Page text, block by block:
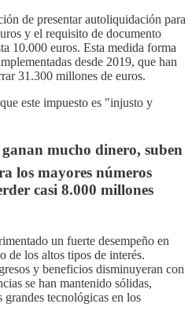
de presentar autoliquidación para
y el requisito de documento
10.000 euros. Esta medida forma
desde 2019, que han
31.300 millones de euros.
este impuesto es "injusto y
mucho dinero, suben
los mayores números
casi 8.000 millones
un fuerte desempeño en
de los altos tipos de interés.
y beneficios disminuyeran con
se han mantenido sólidas,
tecnológicas en los